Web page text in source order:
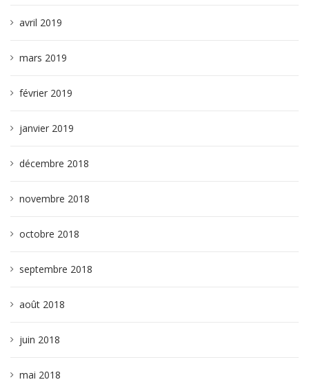
avril 2019
mars 2019
février 2019
janvier 2019
décembre 2018
novembre 2018
octobre 2018
septembre 2018
août 2018
juin 2018
mai 2018